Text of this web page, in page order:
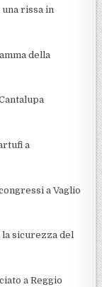
rissa in
della
a
a Vaglio
la sicurezza del
a Reggio